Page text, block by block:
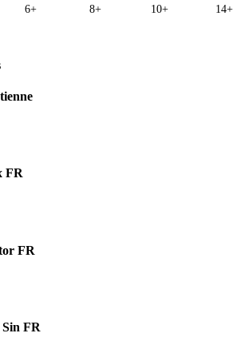
6+ 8+ 10+
14+
FR
FR
Sin FR